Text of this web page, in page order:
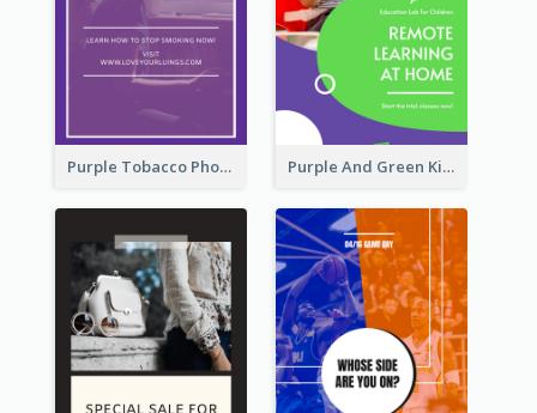
Purple Tobacco Photo No Tobacco Day Instagram Story Purple And Green Kids Photo Remote Learning Instagram Story